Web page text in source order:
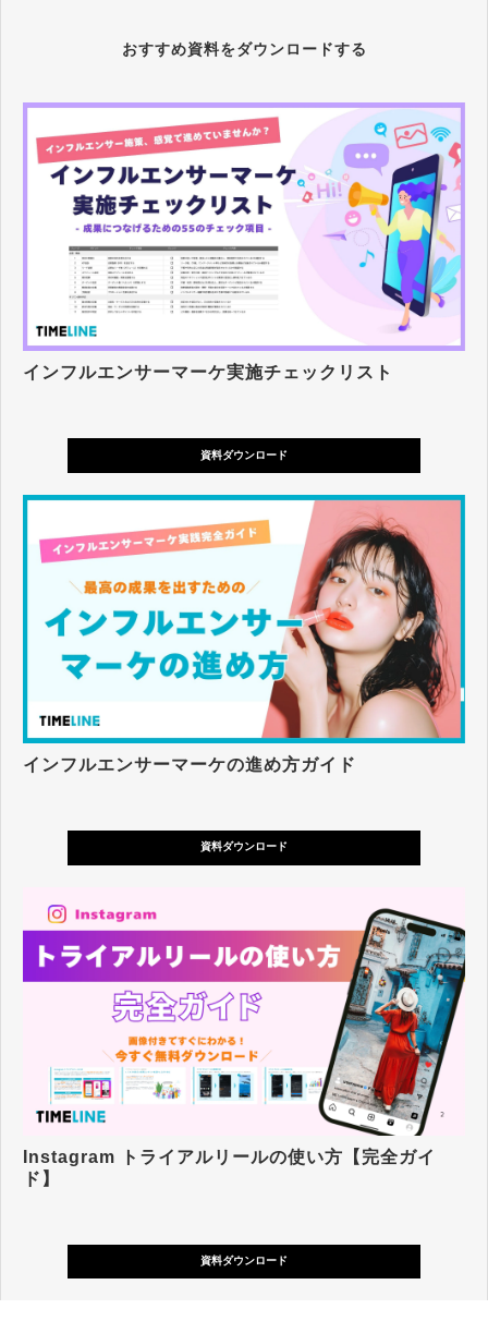
おすすめ資料をダウンロードする
インフルエンサーマーケ実施チェックリスト
資料ダウンロード
インフルエンサーマーケの進め方ガイド
資料ダウンロード
Instagram トライアルリールの使い方【完全ガイ
ド】
資料ダウンロード